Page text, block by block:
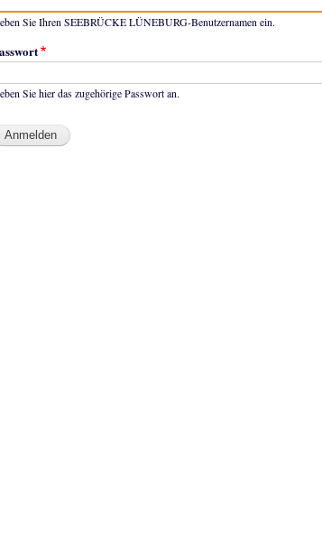
Sie Ihren SEEBRÜCKE LÜNEBURG-Benutzernamen ein.
Sie hier das zugehörige Passwort an.